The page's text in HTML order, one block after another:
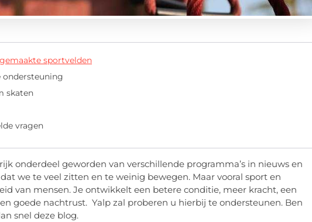
sportvelden
ondersteuning
skaten
vragen
onderdeel geworden van verschillende programma’s in nieuws en
we te veel zitten en te weinig bewegen. Maar vooral sport en
van mensen. Je ontwikkelt een betere conditie, meer kracht, een
goede nachtrust. Yalp zal proberen u hierbij te ondersteunen. Ben
snel deze blog.